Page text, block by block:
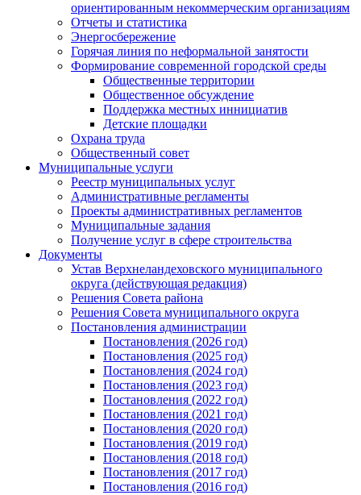
ориентированным некоммерческим организациям
Отчеты и статистика
Энергосбережение
Горячая линия по неформальной занятости
Формирование современной городской среды
Общественные территории
Общественное обсуждение
Поддержка местных иннициатив
Детские площадки
Охрана труда
Общественный совет
Муниципальные услуги
Реестр муниципальных услуг
Административные регламенты
Проекты административных регламентов
Муниципальные задания
Получение услуг в сфере строительства
Документы
Устав Верхнеландеховского муниципального
округа (действующая редакция)
Решения Совета района
Решения Совета муниципального округа
Постановления администрации
Постановления (2026 год)
Постановления (2025 год)
Постановления (2024 год)
Постановления (2023 год)
Постановления (2022 год)
Постановления (2021 год)
Постановления (2020 год)
Постановления (2019 год)
Постановления (2018 год)
Постановления (2017 год)
Постановления (2016 год)